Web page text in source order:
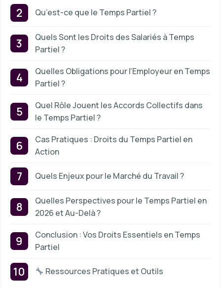
Qu’est-ce que le Temps Partiel ?
Quels Sont les Droits des Salariés à Temps
Partiel ?
Quelles Obligations pour l’Employeur en Temps
Partiel ?
Quel Rôle Jouent les Accords Collectifs dans
le Temps Partiel ?
Cas Pratiques : Droits du Temps Partiel en
Action
Quels Enjeux pour le Marché du Travail ?
Quelles Perspectives pour le Temps Partiel en
2026 et Au-Delà ?
Conclusion : Vos Droits Essentiels en Temps
Partiel
Ressources Pratiques et Outils